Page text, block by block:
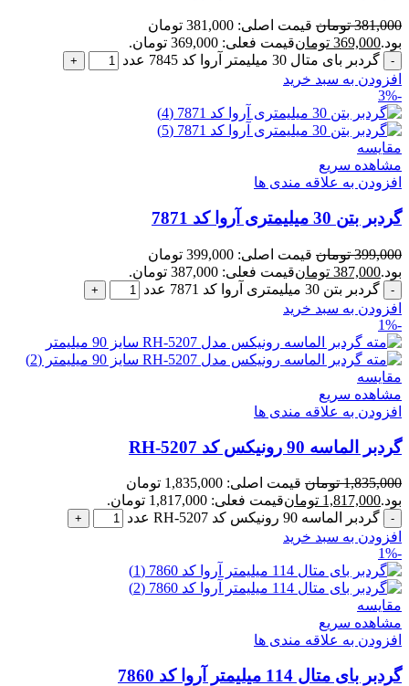
381,000 تومان
قیمت اصلی: 381,000 تومان
بود.369,000 تومانقیمت فعلی: 369,000 تومان.
گردبر بای متال 30 میلیمتر آروا کد 7845 عدد
افزودن به سبد خرید
-3%
مقایسه
مشاهده سریع
افزودن به علاقه مندی ها
گردبر بتن 30 میلیمتری آروا کد 7871
399,000 تومان
قیمت اصلی: 399,000 تومان
بود.387,000 تومانقیمت فعلی: 387,000 تومان.
گردبر بتن 30 میلیمتری آروا کد 7871 عدد
افزودن به سبد خرید
-1%
مقایسه
مشاهده سریع
افزودن به علاقه مندی ها
گردبر الماسه 90 رونیکس کد RH-5207
1,835,000 تومان
قیمت اصلی: 1,835,000 تومان
بود.1,817,000 تومانقیمت فعلی: 1,817,000 تومان.
گردبر الماسه 90 رونیکس کد RH-5207 عدد
افزودن به سبد خرید
-1%
مقایسه
مشاهده سریع
افزودن به علاقه مندی ها
گردبر بای متال 114 میلیمتر آروا کد 7860